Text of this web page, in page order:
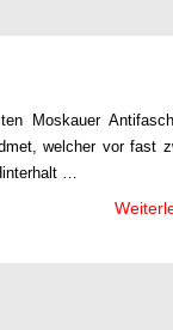
Moskauer
welcher vor fast
…